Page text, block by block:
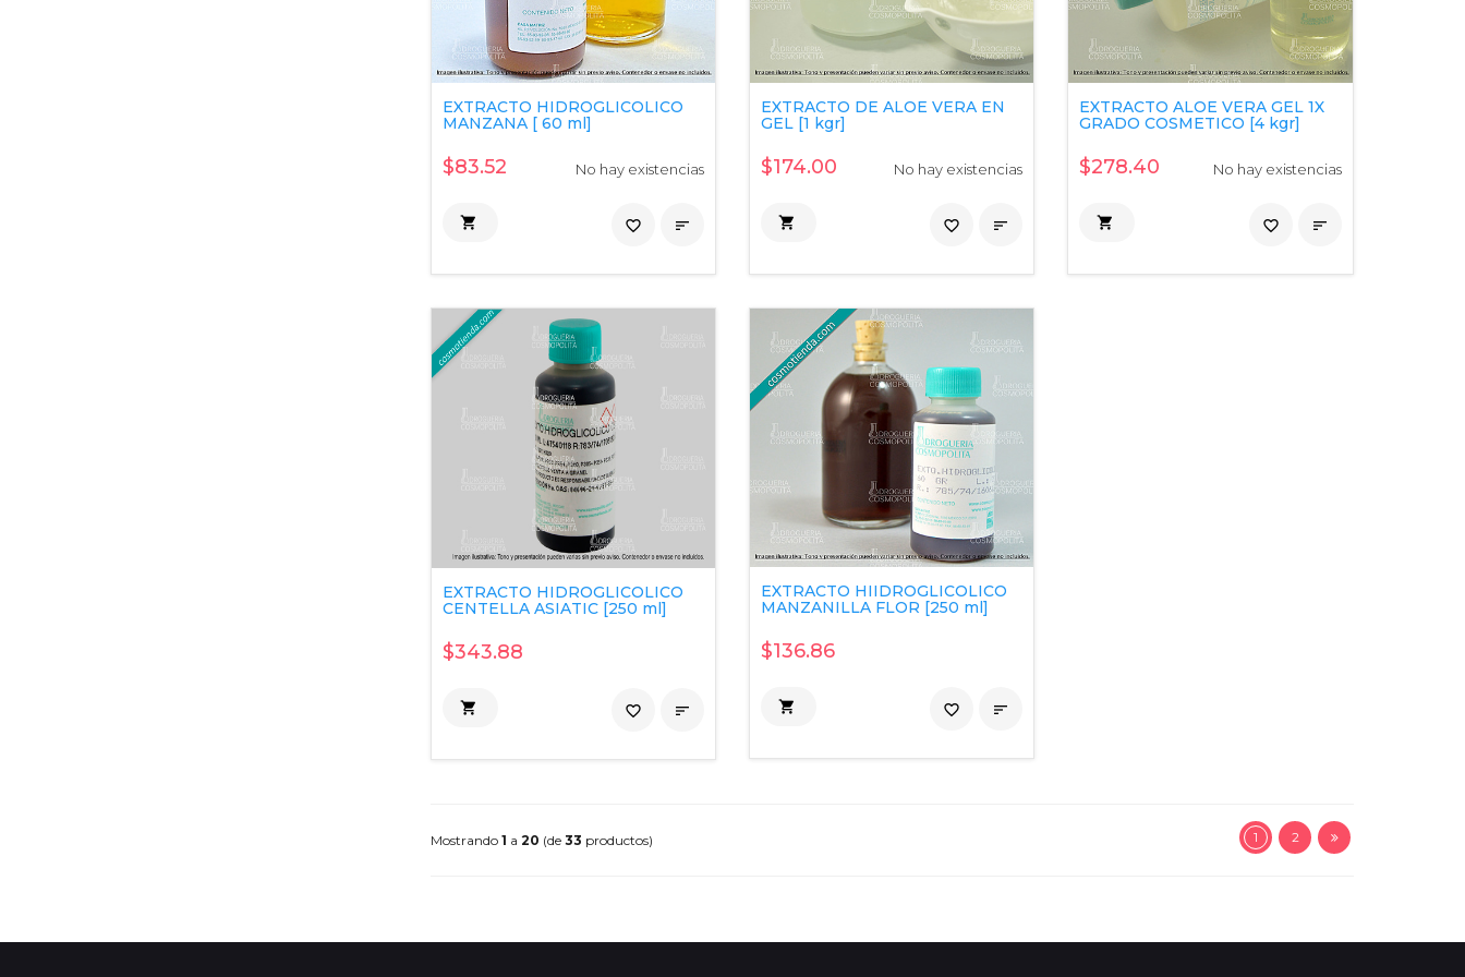
EXTRACTO HIDROGLICOLICO
MANZANA [ 60 ml]
$83.52 No hay existencias
 
favorite_border
EXTRACTO DE ALOE VERA EN
GEL [1 kgr]
$174.00 No hay existencias
 
favorite_border
EXTRACTO ALOE VERA GEL 1X
GRADO COSMETICO [4 kgr]
$278.40 No hay existencias
 
favorite_border
EXTRACTO HIDROGLICOLICO
CENTELLA ASIATIC [250 ml]
$343.88
 
favorite_border
EXTRACTO HIIDROGLICOLICO
MANZANILLA FLOR [250 ml]
$136.86
 
favorite_border
Mostrando 1 a 20 (de 33 productos) 1 2